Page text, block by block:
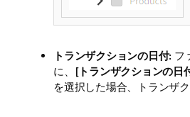
トランザクションの日付: フ
に、[トランザクションの日
を選択した場合、トランザ